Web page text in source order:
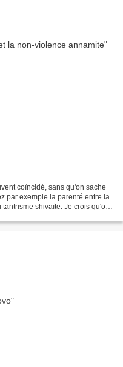
coïncidé, sans qu'on sache
par exemple la parenté entre la
shivaïte. Je crois qu'on